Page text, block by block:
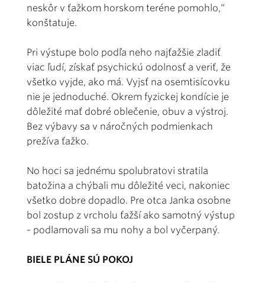
neskôr v ťažkom horskom teréne pomohlo,“
konštatuje.
Pri výstupe bolo podľa neho najťažšie zladiť
viac ľudí, získať psychickú odolnosť a veriť, že
všetko vyjde, ako má. Vyjsť na osemtisícovku
nie je jednoduché. Okrem fyzickej kondície je
dôležité mať dobré oblečenie, obuv a výstroj.
Bez výbavy sa v náročných podmienkach
prežíva ťažko.
No hoci sa jednému spolubratovi stratila
batožina a chýbali mu dôležité veci, nakoniec
všetko dobre dopadlo. Pre otca Janka osobne
bol zostup z vrcholu ťažší ako samotný výstup
- podlamovali sa mu nohy a bol vyčerpaný.
BIELE PLÁNE SÚ POKOJ